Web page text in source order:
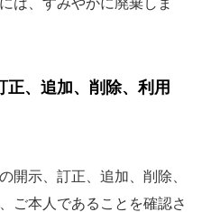
は、すみやかに廃棄しま
、追加、削除、利用
開示、訂正、追加、削除、
ご本人であることを確認さ